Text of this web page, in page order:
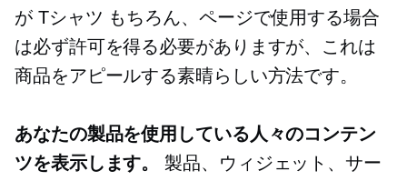
が Tシャツ もちろん、ページで使用する場合
は必ず許可を得る必要がありますが、これは
商品をアピールする素晴らしい方法です。
あなたの製品を使用している人々のコンテン
ツを表示します。
製品、ウィジェット、サー